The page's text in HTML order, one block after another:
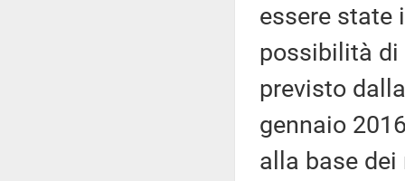
essere state
possibilità di
previsto
gennaio
alla base